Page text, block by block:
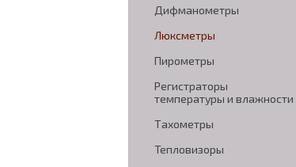
Дифманометры
Люксметры
Пирометры
Регистраторы
температуры и влажности
Тахометры
Тепловизоры